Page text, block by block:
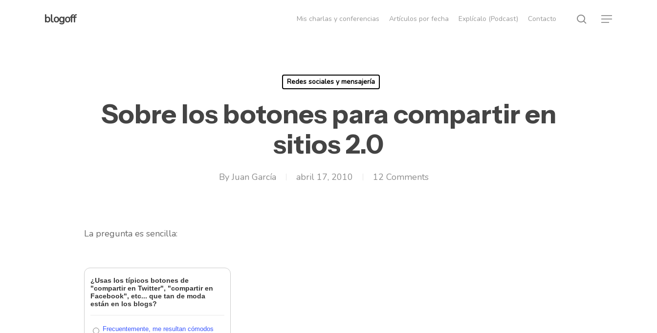
blogoff Mis charlas y conferencias Artículos por fecha Explícalo (Podcast) Contacto search
Menu
Redes sociales y mensajería
Sobre los botones para compartir en
sitios 2.0
By Juan García abril 17, 2010 12 Comments
La pregunta es sencilla:
¿Usas los típicos botones de
"compartir en Twitter", "compartir en
Facebook", etc... que tan de moda
están en los blogs?
Frecuentemente, me resultan cómodos